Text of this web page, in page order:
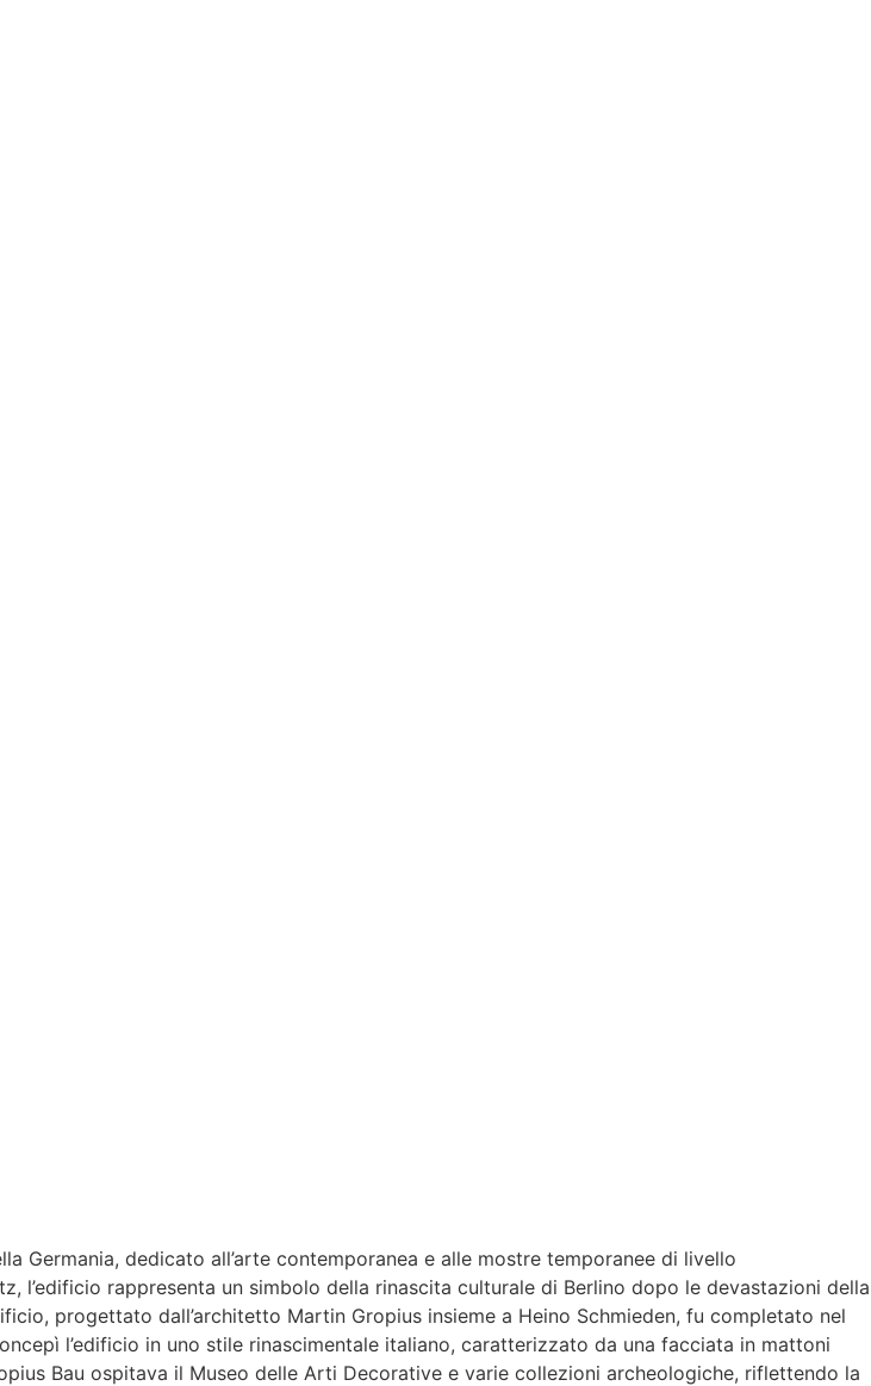
Germania, dedicato all’arte contemporanea e alle mostre temporanee di livello
l’edificio rappresenta un simbolo della rinascita culturale di Berlino dopo le devastazioni della
progettato dall’architetto Martin Gropius insieme a Heino Schmieden, fu completato nel
l’edificio in uno stile rinascimentale italiano, caratterizzato da una facciata in mattoni
Bau ospitava il Museo delle Arti Decorative e varie collezioni archeologiche, riflettendo la